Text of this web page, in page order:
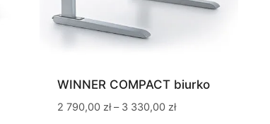
WINNER COMPACT biurko
2 790,00 zł – 3 330,00 złZakres